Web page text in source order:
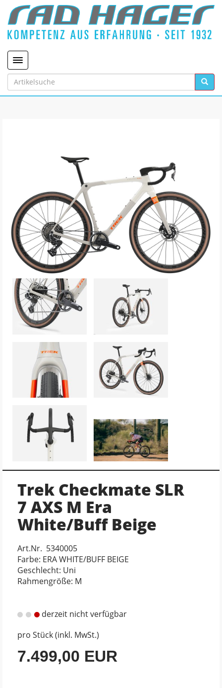
Toggle navigation
Trek Checkmate SLR
7 AXS M Era
White/Buff Beige
Art.Nr. 5340005
Farbe: ERA WHITE/BUFF BEIGE
Geschlecht: Uni
Rahmengröße: M
derzeit nicht verfügbar
pro Stück (inkl. MwSt.)
7.499,00 EUR